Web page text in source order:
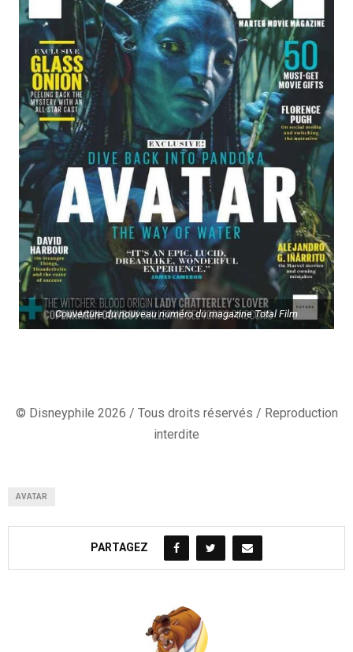
Couverture du nouveau numéro du magazine Total Film
© Disneyphile 2026 / Tous droits réservés / Reproduction
interdite
AVATAR
PARTAGEZ